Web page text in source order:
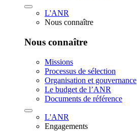
L'ANR
Nous connaître
Nous connaître
Missions
Processus de sélection
Organisation et gouvernance
Le budget de l’ANR
Documents de référence
L'ANR
Engagements